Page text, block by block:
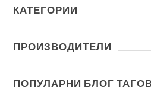
КАТЕГОРИИ
ПРОИЗВОДИТЕЛИ
ПОПУЛАРНИ БЛОГ